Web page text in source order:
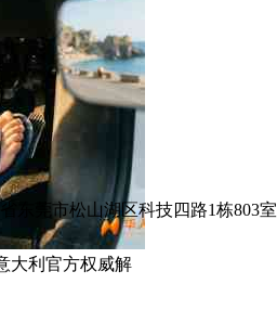
大利官方权威解
东莞市松山湖区科技四路1栋803室